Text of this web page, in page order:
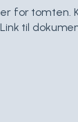
for tomten.
til